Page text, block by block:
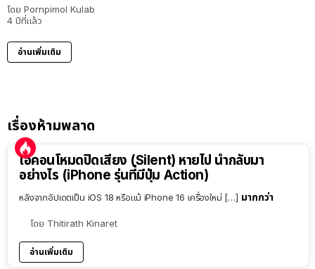
โดย Pornpimol Kulab
4 ปีที่แล้ว
อ่านเพิ่มเติม
เรื่องห้ามพลาด
ไอคอนโหมดปิดเสียง (Silent) หายไป นำกลับมา
อย่างไร (iPhone รุ่นที่มีปุ่ม Action)
หลังจากอัปเดตเป็น iOS 18 หรือแม้ iPhone 16 เครื่องใหม่ […] มากกว่า
โดย Thitirath Kinaret
อ่านเพิ่มเติม